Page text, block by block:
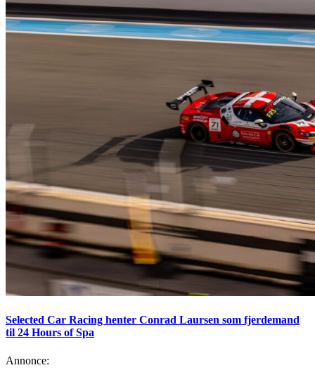
Selected Car Racing henter Conrad Laursen som fjerdemand
til 24 Hours of Spa
Annonce: